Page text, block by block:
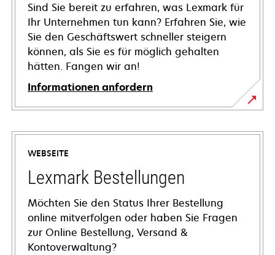
Sind Sie bereit zu erfahren, was Lexmark für
Ihr Unternehmen tun kann? Erfahren Sie, wie
Sie den Geschäftswert schneller steigern
können, als Sie es für möglich gehalten
hätten. Fangen wir an!
Informationen anfordern
WEBSEITE
Lexmark Bestellungen
Möchten Sie den Status Ihrer Bestellung
online mitverfolgen oder haben Sie Fragen
zur Online Bestellung, Versand &
Kontoverwaltung?